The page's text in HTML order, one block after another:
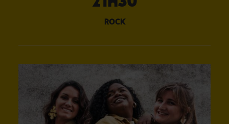
rock